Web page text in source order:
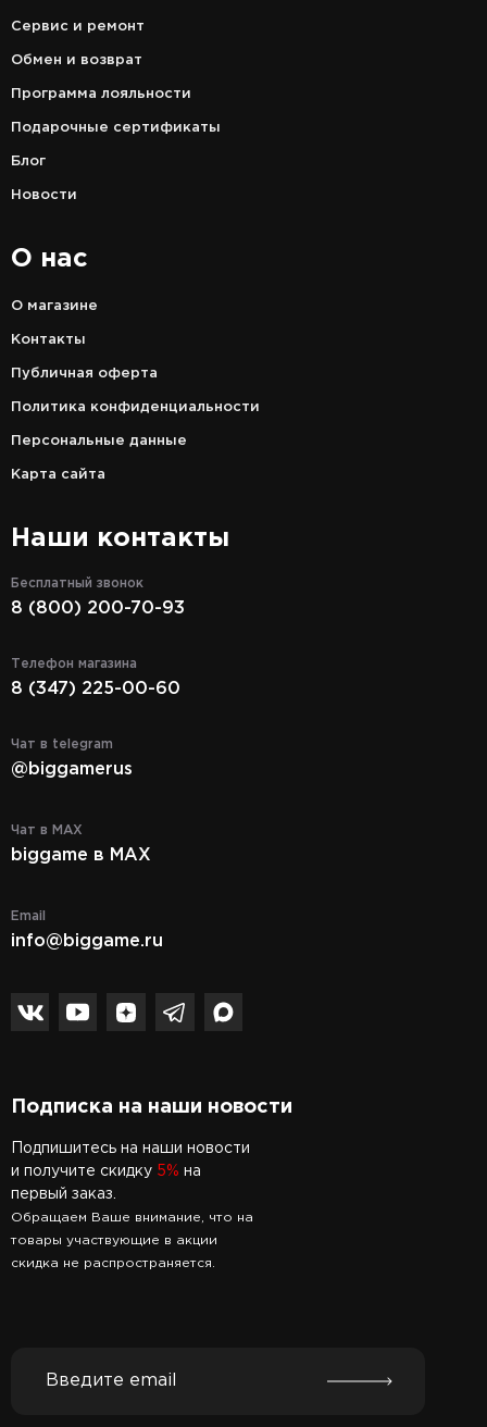
Сервис и ремонт
Обмен и возврат
Программа лояльности
Подарочные сертификаты
Блог
Новости
О нас
О магазине
Контакты
Публичная оферта
Политика конфиденциальности
Персональные данные
Карта сайта
Наши контакты
Бесплатный звонок
8 (800) 200-70-93
Телефон магазина
8 (347) 225-00-60
Чат в telegram
@biggamerus
Чат в MAX
biggame в MAX
Email
info@biggame.ru
Подписка на наши новости
Подпишитесь на наши новости
и получите скидку 5% на
первый заказ.
Обращаем Ваше внимание, что на
товары участвующие в акции
скидка не распространяется.